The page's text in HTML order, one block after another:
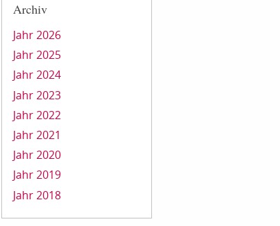
Archiv
Jahr 2026
Jahr 2025
Jahr 2024
Jahr 2023
Jahr 2022
Jahr 2021
Jahr 2020
Jahr 2019
Jahr 2018